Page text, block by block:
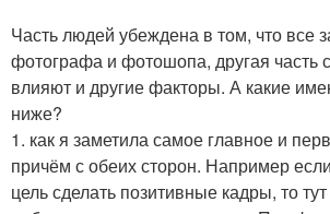
Часть людей убеждена в том, что все
фотографа и фотошопа, другая часть
влияют и другие факторы. А какие
ниже?
1. как я заметила самое главное и
причём с обеих сторон. Например
цель сделать позитивные кадры, то